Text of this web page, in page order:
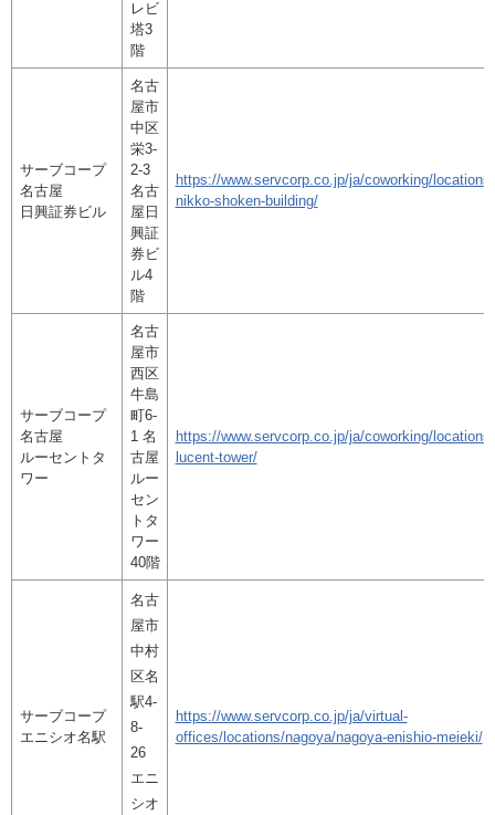
レビ
塔3
階
サーブコープ
名古屋
日興証券ビル
名古
屋市
中区
栄3-
2-3
名古
屋日
興証
券ビ
ル4
階
https://www.servcorp.co.jp/ja/coworking/
nikko-shoken-building/
サーブコープ
名古屋
ルーセントタ
ワー
名古
屋市
西区
牛島
町6-
1 名
古屋
ルー
セン
トタ
ワー
40階
https://www.servcorp.co.jp/ja/coworking/
lucent-tower/
サーブコープ
エニシオ名駅
名古
屋市
中村
区名
駅4-
8-
26
エニ
シオ
https://www.servcorp.co.jp/ja/virtual-
offices/locations/nagoya/nagoya-enishio-meieki/